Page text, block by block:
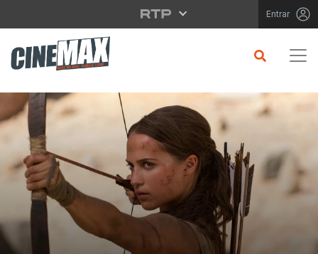
Saltar para o conteúdo principal Entrar